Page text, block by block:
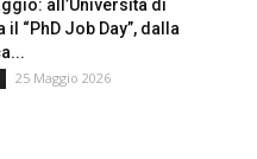
all’Università di
il “PhD Job Day”, dalla
25 Maggio 2026